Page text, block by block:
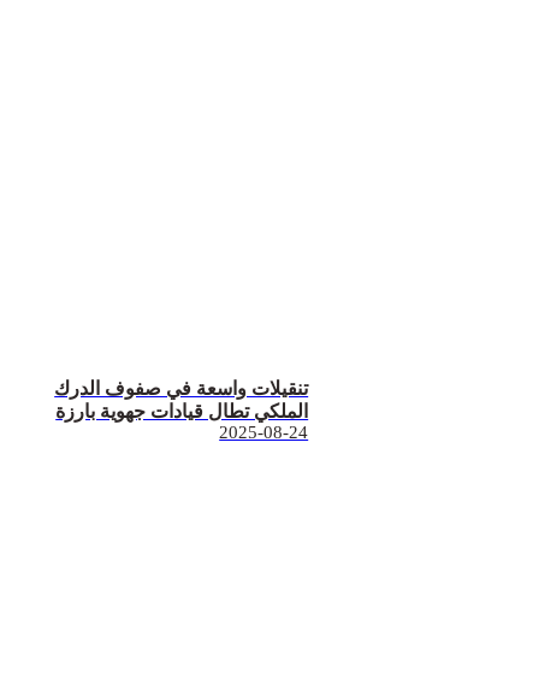
تنقيلات واسعة في صفوف الدرك
الملكي تطال قيادات جهوية بارزة
2025-08-24